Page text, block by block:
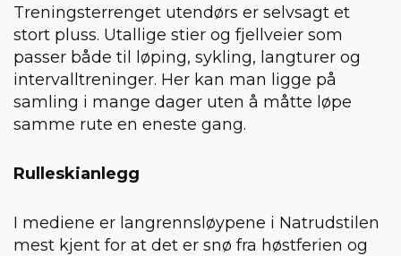
Treningsterrenget utendørs er selvsagt et
stort pluss. Utallige stier og fjellveier som
passer både til løping, sykling, langturer og
intervalltreninger. Her kan man ligge på
samling i mange dager uten å måtte løpe
samme rute en eneste gang.
Rulleskianlegg
I mediene er langrennsløypene i Natrudstilen
mest kjent for at det er snø fra høstferien og